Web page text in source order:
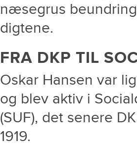
næsegrus
digtene.
FRA DKP TIL
Oskar Hansen var
og blev aktiv i
(SUF), det senere
1919.